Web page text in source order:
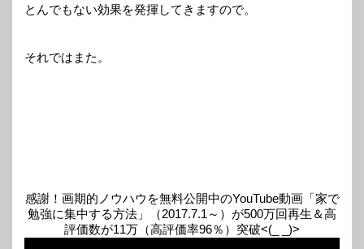
とんでもない効果を発揮してきますので。
それではまた。
感謝！画期的ノウハウを無料公開中のYouTube動画「家で
勉強に集中する方法」（2017.7.1～）が500万回再生＆高
評価数が11万（高評価率96％）突破<(_ _)>